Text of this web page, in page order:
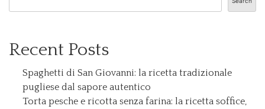
Recent Posts
Spaghetti di San Giovanni: la ricetta tradizionale
pugliese dal sapore autentico
Torta pesche e ricotta senza farina: la ricetta soffice,